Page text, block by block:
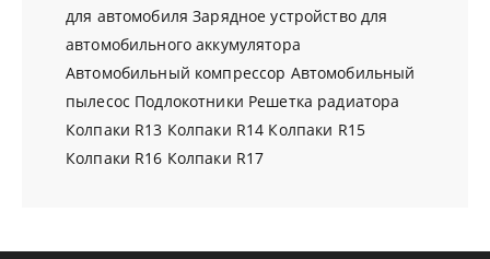
для автомобиля Зарядное устройство для
автомобильного аккумулятора
Автомобильный компрессор Автомобильный
пылесос Подлокотники Решетка радиатора
Колпаки R13 Колпаки R14 Колпаки R15
Колпаки R16 Колпаки R17